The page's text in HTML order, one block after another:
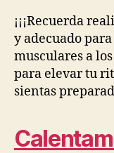
¡¡¡Recuerda
y adecuado
musculares a
para elevar tu
sientas